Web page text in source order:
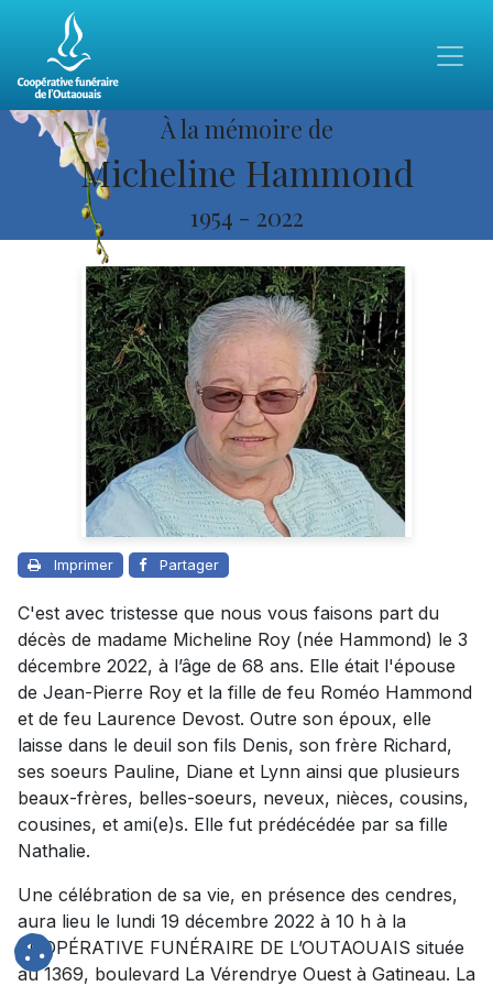
À la mémoire de
Micheline Hammond
1954 - 2022
Imprimer Partager
C'est avec tristesse que nous vous faisons part du
décès de madame Micheline Roy (née Hammond) le 3
décembre 2022, à l’âge de 68 ans. Elle était l'épouse
de Jean-Pierre Roy et la fille de feu Roméo Hammond
et de feu Laurence Devost. Outre son époux, elle
laisse dans le deuil son fils Denis, son frère Richard,
ses soeurs Pauline, Diane et Lynn ainsi que plusieurs
beaux-frères, belles-soeurs, neveux, nièces, cousins,
cousines, et ami(e)s. Elle fut prédécédée par sa fille
Nathalie.
Une célébration de sa vie, en présence des cendres,
aura lieu le lundi 19 décembre 2022 à 10 h à la
COOPÉRATIVE FUNÉRAIRE DE L’OUTAOUAIS située
au 1369, boulevard La Vérendrye Ouest à Gatineau. La